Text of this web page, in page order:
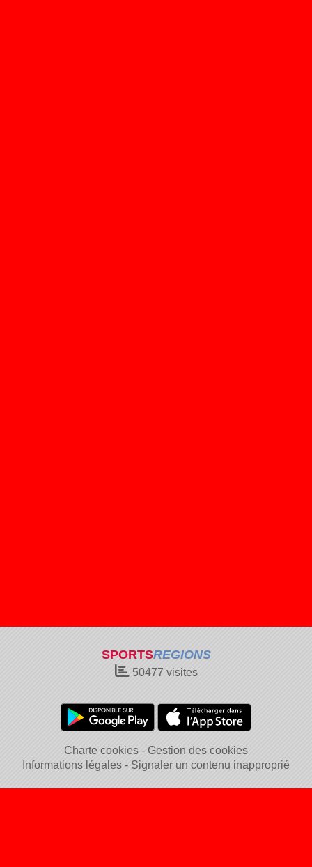
SPORTSREGIONS
50477 visites
Charte cookies
Gestion des cookies
Informations légales
Signaler un contenu inapproprié